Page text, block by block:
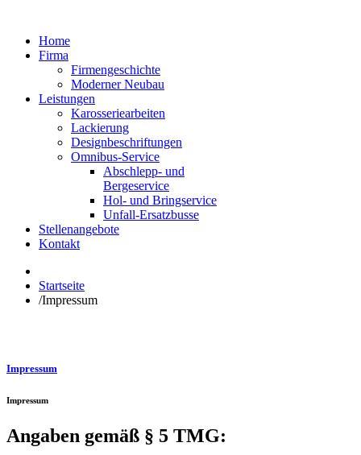
Home
Firma
Firmengeschichte
Moderner Neubau
Leistungen
Karosseriearbeiten
Lackierung
Designbeschriftungen
Omnibus-Service
Abschlepp- und
Bergeservice
Hol- und Bringservice
Unfall-Ersatzbusse
Stellenangebote
Kontakt
Startseite
/Impressum
Impressum
Impressum
Angaben gemäß § 5 TMG: